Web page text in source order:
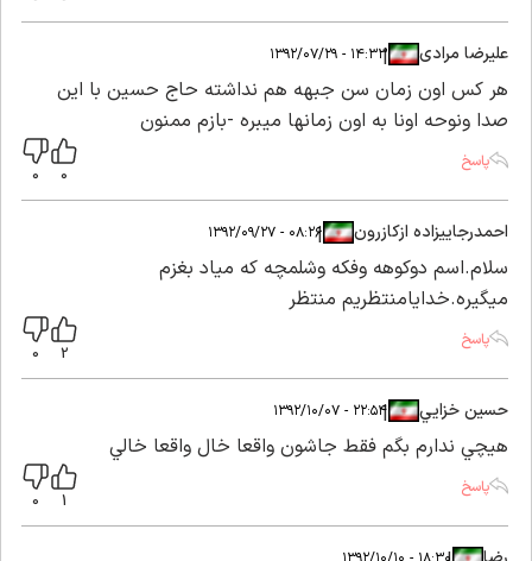
علیرضا مرادی|
|۱۴:۳۳ - ۱۳۹۲/۰۷/۲۹
هر کس اون زمان سن جبهه هم نداشته حاج حسین با این
صدا ونوحه اونا به اون زمانها میبره -بازم ممنون
پاسخ
احمدرجاییزاده ازکازرون|
|۰۸:۲۶ - ۱۳۹۲/۰۹/۲۷
سلام.اسم دوکوهه وفکه وشلمچه که میاد بغزم
میگیره.خدایامنتظریم منتظر
پاسخ
حسين خزايي|
|۲۲:۵۴ - ۱۳۹۲/۱۰/۰۷
هيچي ندارم بگم فقط جاشون واقعا خال واقعا خالي
پاسخ